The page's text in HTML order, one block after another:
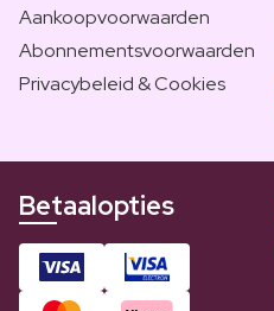
Aankoopvoorwaarden
Abonnementsvoorwaarden
Privacybeleid & Cookies
Betaalopties